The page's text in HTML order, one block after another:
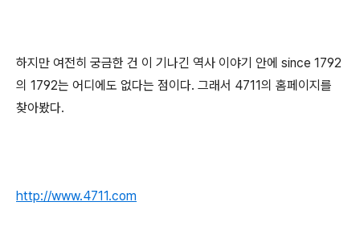
하지만 여전히 궁금한 건 이 기나긴 역사 이야기 안에 since 1792
의 1792는 어디에도 없다는 점이다. 그래서 4711의 홈페이지를
찾아봤다.
http://www.4711.com